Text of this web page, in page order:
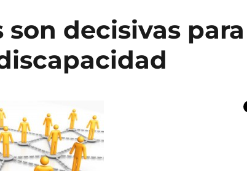
son decisivas para